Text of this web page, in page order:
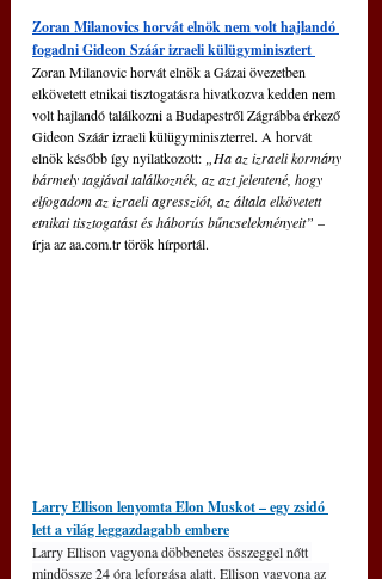
Zoran Milanovics horvát elnök nem volt hajlandó
fogadni Gideon Száár izraeli külügyminisztert
Zoran Milanovic horvát elnök a Gázai övezetben
elkövetett etnikai tisztogatásra hivatkozva kedden nem
volt hajlandó találkozni a Budapestről Zágrábba érkező
Gideon Száár izraeli külügyminiszterrel. A horvát
elnök később így nyilatkozott:
„Ha az izraeli kormány
bármely tagjával találkoznék, az azt jelentené, hogy
elfogadom az izraeli agressziót, az általa elkövetett
etnikai tisztogatást és háborús bűncselekményeit” –
írja az aa.com.tr török hírportál.
Larry Ellison lenyomta Elon Muskot – egy zsidó
lett a világ leggazdagabb embere
Larry Ellison vagyona döbbenetes összeggel nőtt
mindössze 24 óra leforgása alatt. Ellison vagyona az